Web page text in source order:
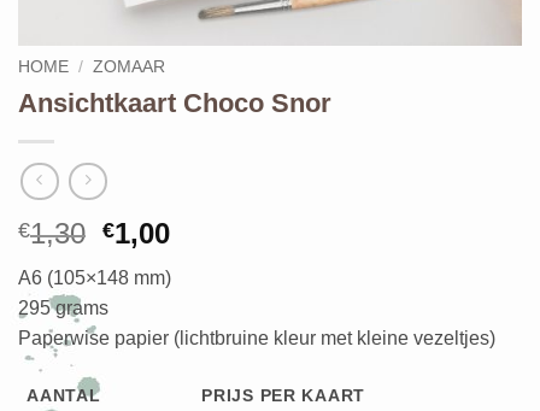
HOME / ZOMAAR
Ansichtkaart Choco Snor
€1,30 Oorspronkelijke
prijs
was:
€1,30.
€1,00Huidige
is:
A6 (105×148 mm)
295 grams
Paperwise papier (lichtbruine kleur met kleine vezeltjes)
AANTAL
PRIJS PER KAART